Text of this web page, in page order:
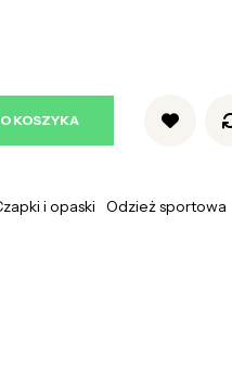
KOSZYKA
i opaski Odzież sportowa